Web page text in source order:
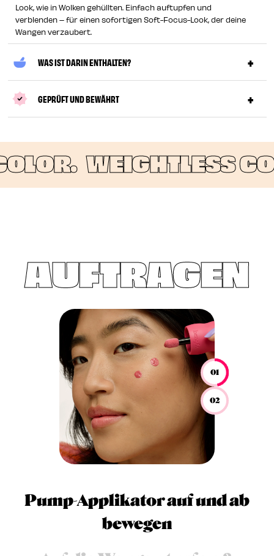
Look, wie in Wolken gehüllten. Einfach auftupfen und
verblenden – für einen sofortigen Soft-Focus-Look, der deine
Wangen verzaubert.
WAS IST DARIN ENTHALTEN?
GEPRÜFT UND BEWÄHRT
WEIGHTLESS
Pump-Applikator auf und ab
bewegen
AUFTRAGEN
01
02